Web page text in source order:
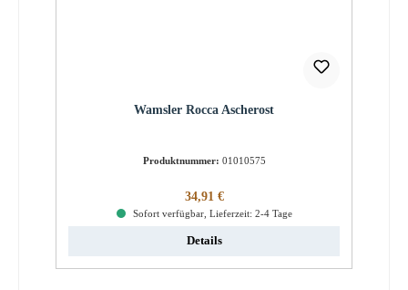
Wamsler Rocca Ascherost
Produktnummer: 01010575
Regulärer Preis:
34,91 €
Sofort verfügbar, Lieferzeit: 2-4 Tage
Details